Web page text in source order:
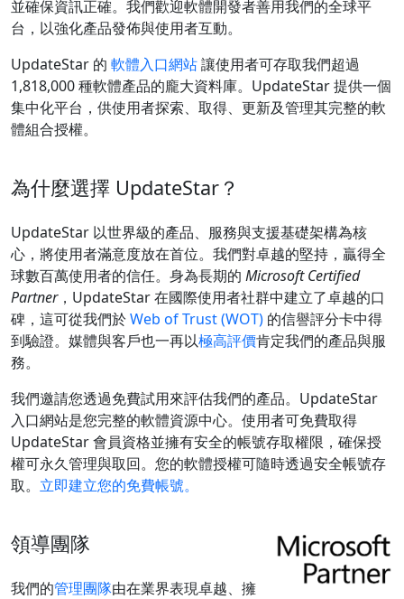
並確保資訊正確。我們歡迎軟體開發者善用我們的全球平
台，以強化產品發佈與使用者互動。
UpdateStar 的 軟體入口網站讓使用者可存取我們超過
1,818,000 種軟體產品的龐大資料庫。UpdateStar 提供一個
集中化平台，供使用者探索、取得、更新及管理其完整的軟
體組合授權。
為什麼選擇 UpdateStar？
UpdateStar 以世界級的產品、服務與支援基礎架構為核
心，將使用者滿意度放在首位。我們對卓越的堅持，贏得全
球數百萬使用者的信任。身為長期的 Microsoft Certified
Partner，UpdateStar 在國際使用者社群中建立了卓越的口
碑，這可從我們於Web of Trust (WOT) 的信譽評分卡中得
到驗證。媒體與客戶也一再以極高評價肯定我們的產品與服
務。
我們邀請您透過免費試用來評估我們的產品。UpdateStar
入口網站是您完整的軟體資源中心。使用者可免費取得
UpdateStar 會員資格並擁有安全的帳號存取權限，確保授
權可永久管理與取回。您的軟體授權可隨時透過安全帳號存
取。 立即建立您的免費帳號。
領導團隊
我們的管理團隊由在業界表現卓越、擁